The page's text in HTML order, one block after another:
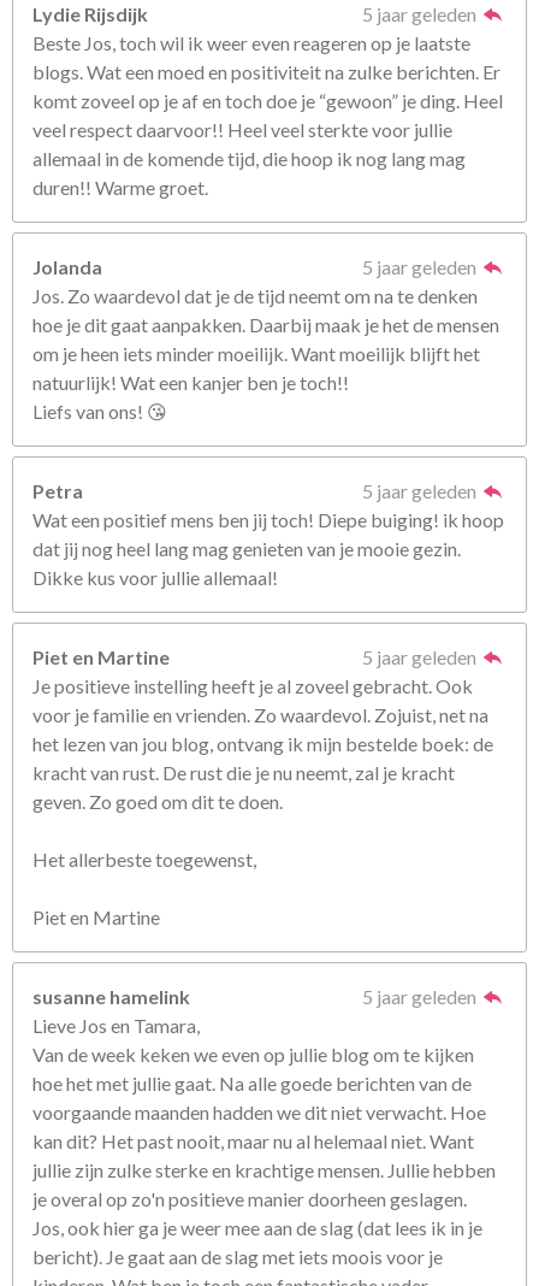
Lydie Rijsdijk
5 jaar geleden
Beste Jos, toch wil ik weer even reageren op je laatste
blogs. Wat een moed en positiviteit na zulke berichten. Er
komt zoveel op je af en toch doe je “gewoon” je ding. Heel
veel respect daarvoor!! Heel veel sterkte voor jullie
allemaal in de komende tijd, die hoop ik nog lang mag
duren!! Warme groet.
Jolanda
5 jaar geleden
Jos. Zo waardevol dat je de tijd neemt om na te denken
hoe je dit gaat aanpakken. Daarbij maak je het de mensen
om je heen iets minder moeilijk. Want moeilijk blijft het
natuurlijk! Wat een kanjer ben je toch!!
Liefs van ons! 😘
Petra
5 jaar geleden
Wat een positief mens ben jij toch! Diepe buiging! ik hoop
dat jij nog heel lang mag genieten van je mooie gezin.
Dikke kus voor jullie allemaal!
Piet en Martine
5 jaar geleden
Je positieve instelling heeft je al zoveel gebracht. Ook
voor je familie en vrienden. Zo waardevol. Zojuist, net na
het lezen van jou blog, ontvang ik mijn bestelde boek: de
kracht van rust. De rust die je nu neemt, zal je kracht
geven. Zo goed om dit te doen.
Het allerbeste toegewenst,
Piet en Martine
susanne hamelink
5 jaar geleden
Lieve Jos en Tamara,
Van de week keken we even op jullie blog om te kijken
hoe het met jullie gaat. Na alle goede berichten van de
voorgaande maanden hadden we dit niet verwacht. Hoe
kan dit? Het past nooit, maar nu al helemaal niet. Want
jullie zijn zulke sterke en krachtige mensen. Jullie hebben
je overal op zo'n positieve manier doorheen geslagen.
Jos, ook hier ga je weer mee aan de slag (dat lees ik in je
bericht). Je gaat aan de slag met iets moois voor je